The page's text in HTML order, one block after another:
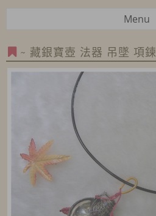
Menu
~ 藏銀寶壺 法器 吊墜 項鍊